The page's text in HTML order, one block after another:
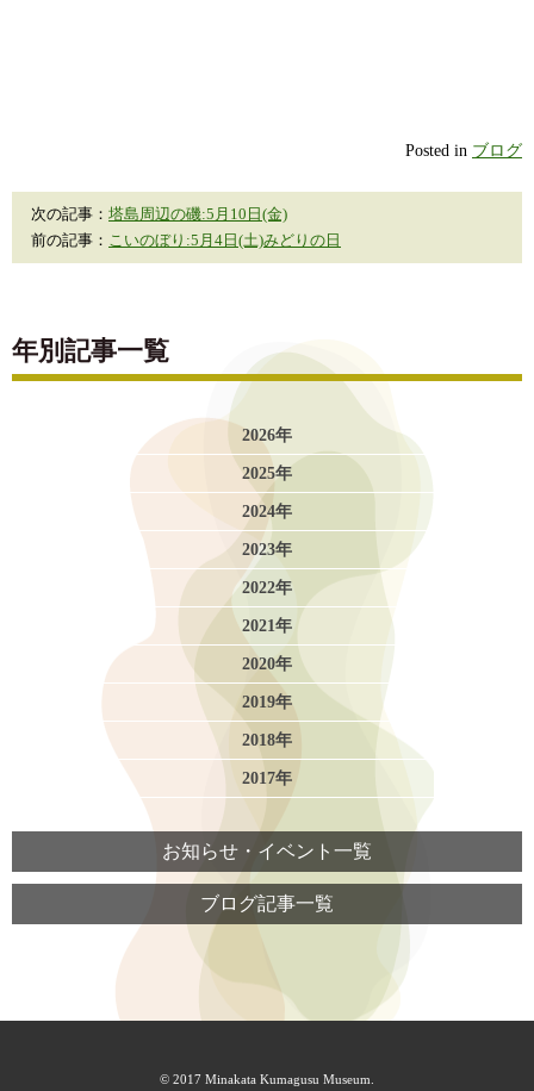
Posted in ブログ
次の記事： 塔島周辺の磯:5月10日(金)
前の記事： こいのぼり:5月4日(土)みどりの日
年別記事一覧
2026年
2025年
2024年
2023年
2022年
2021年
2020年
2019年
2018年
2017年
お知らせ・イベント一覧
ブログ記事一覧
© 2017 Minakata Kumagusu Museum.